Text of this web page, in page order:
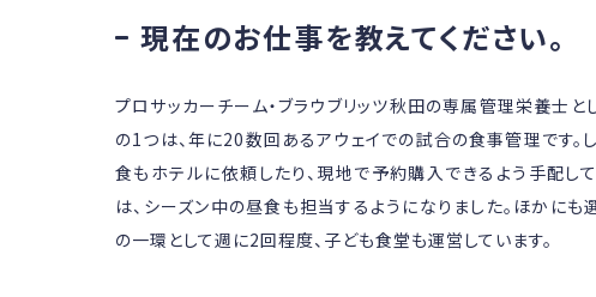
現在のお仕事を教えてください。
プロサッカーチーム・ブラウブリッツ秋田の専属管理栄養士
の1つは、年に20数回あるアウェイでの試合の食事管理です
食もホテルに依頼したり、現地で予約購入できるよう手配し
は、シーズン中の昼食も担当するようになりました。ほかに
の一環として週に2回程度、子ども食堂も運営しています。